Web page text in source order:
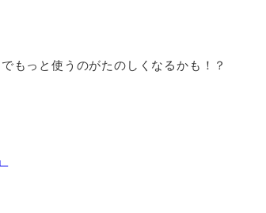
もっと使うのがたのしくなるかも！？